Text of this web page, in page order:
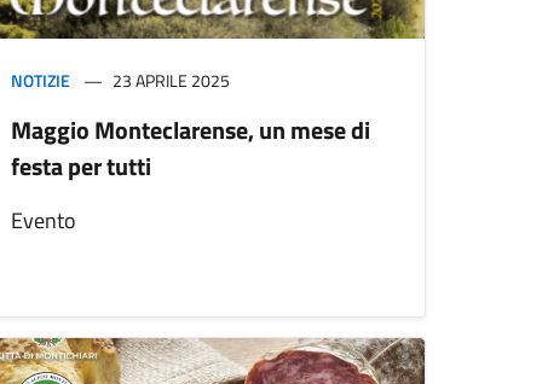
NOTIZIE 23 APRILE 2025
Maggio Monteclarense, un mese di
festa per tutti
Evento